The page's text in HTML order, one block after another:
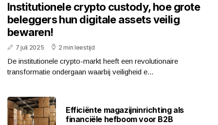
Institutionele crypto custody, hoe grote
beleggers hun digitale assets veilig
bewaren!
7 juli 2025 2 min leestijd
De institutionele crypto-markt heeft een revolutionaire
transformatie ondergaan waarbij veiligheid e...
Efficiënte magazijninrichting als
financiële hefboom voor B2B